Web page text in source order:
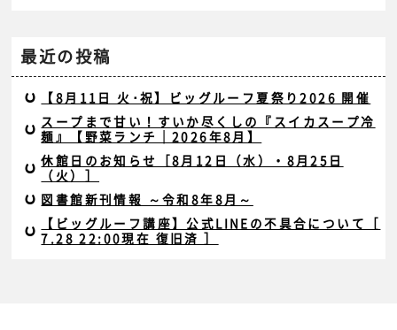
最近の投稿
【8月11日 火･祝】ビッグルーフ夏祭り2026 開催
スープまで甘い！すいか尽くしの『スイカスープ冷
麺』【野菜ランチ｜2026年8月】
休館日のお知らせ［8月12日（水）・8月25日
（火）］
図書館新刊情報 ～令和8年8月～
【ビッグルーフ講座】公式LINEの不具合について［
7.28 22:00現在 復旧済 ］